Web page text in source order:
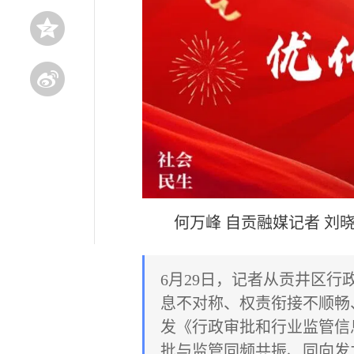
何万峰 自贡融媒记者 刘
6月29日，记者从贡井区行
息不对称、权责衔接不顺
发《行政审批和行业监管